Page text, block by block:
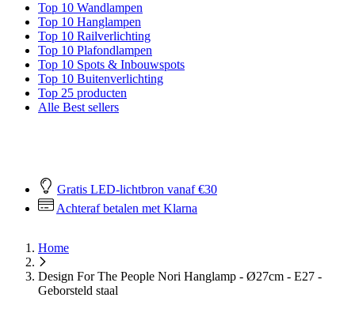
Top 10 Wandlampen
Top 10 Hanglampen
Top 10 Railverlichting
Top 10 Plafondlampen
Top 10 Spots & Inbouwspots
Top 10 Buitenverlichting
Top 25 producten
Alle Best sellers
Gratis LED-lichtbron vanaf €30
Achteraf betalen met Klarna
Home
Design For The People Nori Hanglamp - Ø27cm - E27 -
Geborsteld staal